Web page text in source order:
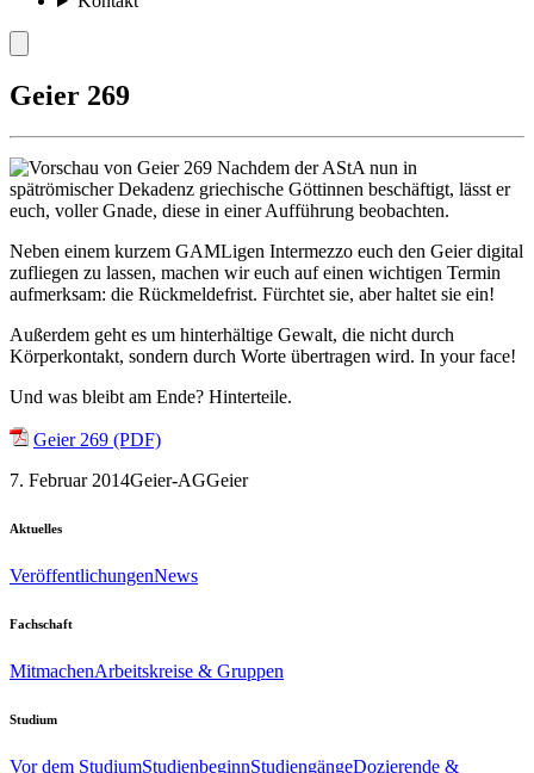
Geier 269
Nachdem der AStA nun in
spätrömischer Dekadenz griechische Göttinnen beschäftigt, lässt er
euch, voller Gnade, diese in einer Aufführung beobachten.
Neben einem kurzem GAMLigen Intermezzo euch den Geier digital
zufliegen zu lassen, machen wir euch auf einen wichtigen Termin
aufmerksam: die Rückmeldefrist. Fürchtet sie, aber haltet sie ein!
Außerdem geht es um hinterhältige Gewalt, die nicht durch
Körperkontakt, sondern durch Worte übertragen wird. In your face!
Und was bleibt am Ende? Hinterteile.
Geier 269 (PDF)
7. Februar 2014Geier-AGGeier
Aktuelles
VeröffentlichungenNews
Fachschaft
MitmachenArbeitskreise & Gruppen
Studium
Vor dem StudiumStudienbeginnStudiengängeDozierende &